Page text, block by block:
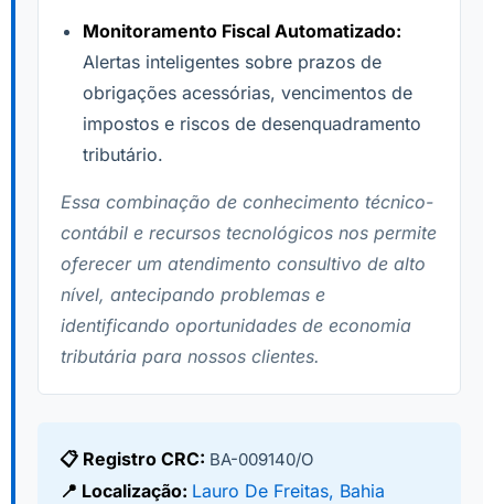
Monitoramento Fiscal Automatizado:
Alertas inteligentes sobre prazos de
obrigações acessórias, vencimentos de
impostos e riscos de desenquadramento
tributário.
Essa combinação de conhecimento técnico-
contábil e recursos tecnológicos nos permite
oferecer um atendimento consultivo de alto
nível, antecipando problemas e
identificando oportunidades de economia
tributária para nossos clientes.
📋 Registro CRC: BA-009140/O
📍 Localização: Lauro De Freitas, Bahia